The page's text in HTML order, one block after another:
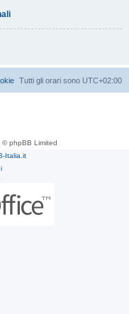
Tutti gli orari sono UTC+02:00
© phpBB Limited
Italia.it